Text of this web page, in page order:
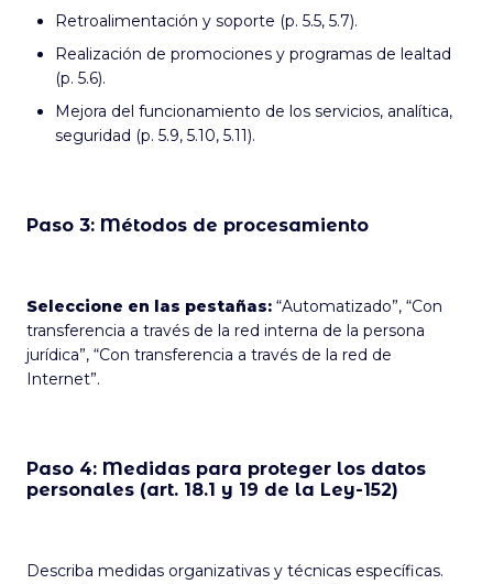
Retroalimentación y soporte (p. 5.5, 5.7).
Realización de promociones y programas de lealtad
(p. 5.6).
Mejora del funcionamiento de los servicios, analítica,
seguridad (p. 5.9, 5.10, 5.11).
Paso 3: Métodos de procesamiento
Seleccione en las pestañas: “Automatizado”, “Con
transferencia a través de la red interna de la persona
jurídica”, “Con transferencia a través de la red de
Internet”.
Paso 4: Medidas para proteger los datos
personales (art. 18.1 y 19 de la Ley-152)
Describa medidas organizativas y técnicas específicas.